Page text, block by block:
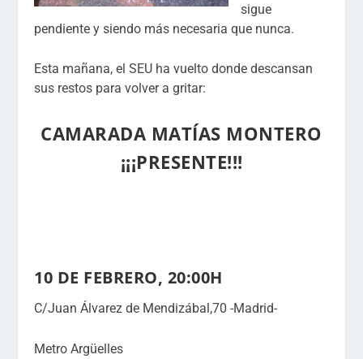
sigue
pendiente y siendo más necesaria que nunca.
Esta mañana, el SEU ha vuelto donde descansan
sus restos para volver a gritar:
CAMARADA MATÍAS MONTERO
¡¡¡PRESENTE!!!
10 DE FEBRERO, 20:00H
C/Juan Álvarez de Mendizábal,70 -Madrid-
Metro Argüelles